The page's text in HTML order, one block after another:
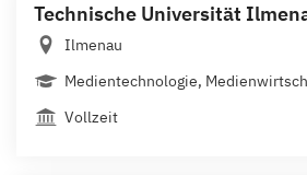
Technische Universität
Ilmenau
Medientechnologie,
Vollzeit